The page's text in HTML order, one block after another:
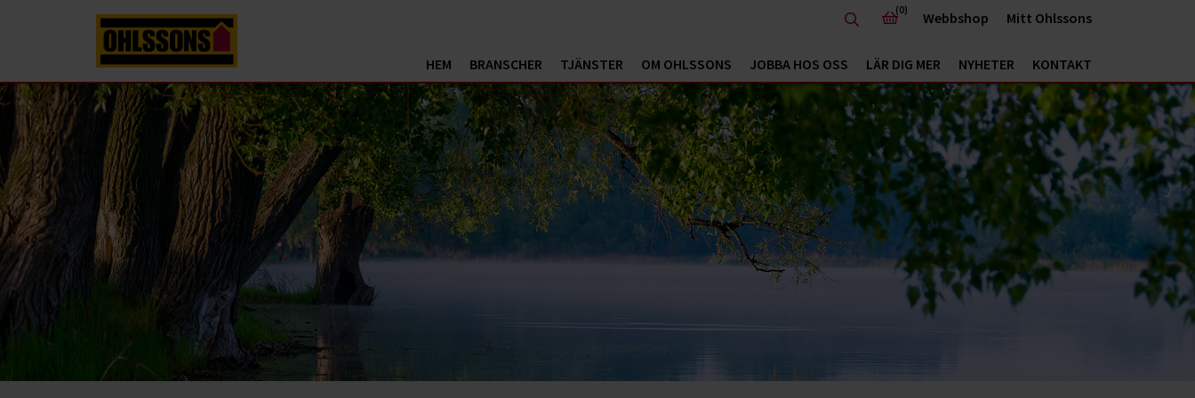
HEM BRANSCHER TJÄNSTER OM OHLSSONS JOBBA HOS OSS LÄR DIG MER NYHETER KONTAKT
(0) Webbshop Mitt Ohlssons